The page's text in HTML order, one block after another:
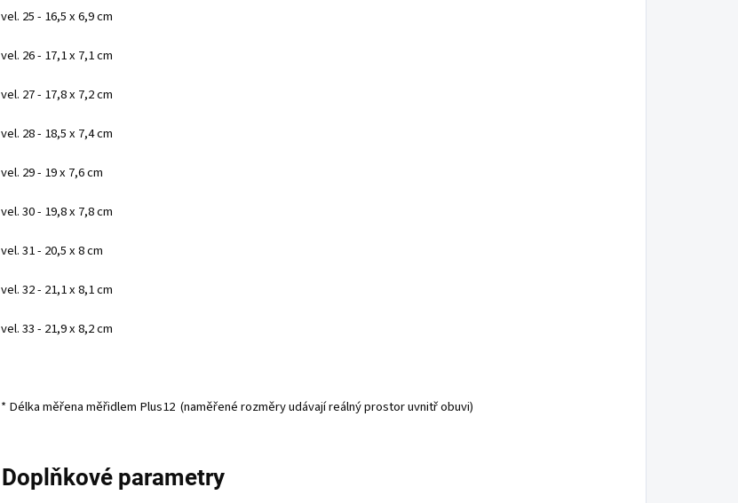
vel. 25 - 16,5 x 6,9 cm
vel. 26 - 17,1 x 7,1 cm
vel. 27 - 17,8 x 7,2 cm
vel. 28 - 18,5 x 7,4 cm
vel. 29 - 19 x 7,6 cm
vel. 30 - 19,8 x 7,8 cm
vel. 31 - 20,5 x 8 cm
vel. 32 - 21,1 x 8,1 cm
vel. 33 - 21,9 x 8,2 cm
* Délka měřena měřidlem Plus12 (naměřené rozměry udávají reálný prostor uvnitř obuvi)
Doplňkové parametry